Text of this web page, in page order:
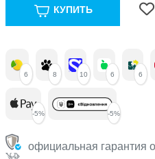
КУПИТЬ
6 8 10 6 6
-5% -5%
официальная гарантия